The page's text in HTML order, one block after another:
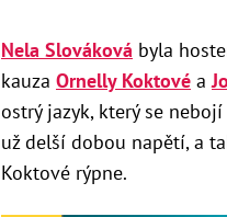
Nela Slováková byla
kauza Ornelly Koktové a
ostrý jazyk, který se
už delší dobou napětí, a
Koktové rýpne.